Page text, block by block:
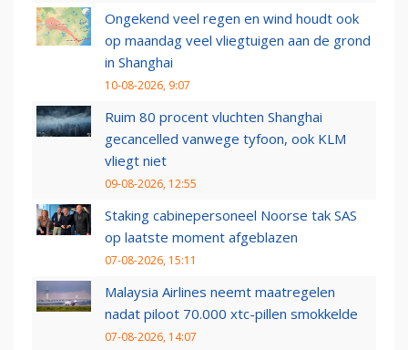
Ongekend veel regen en wind houdt ook
op maandag veel vliegtuigen aan de grond
in Shanghai
10-08-2026, 9:07
Ruim 80 procent vluchten Shanghai
gecancelled vanwege tyfoon, ook KLM
vliegt niet
09-08-2026, 12:55
Staking cabinepersoneel Noorse tak SAS
op laatste moment afgeblazen
07-08-2026, 15:11
Malaysia Airlines neemt maatregelen
nadat piloot 70.000 xtc-pillen smokkelde
07-08-2026, 14:07